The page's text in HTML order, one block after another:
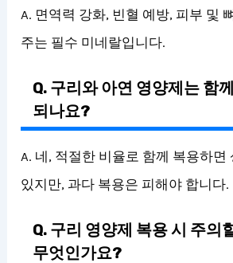
A. 면역력 강화, 빈혈 예방, 피부 및
주는 필수 미네랄입니다.
Q. 구리와 아연 영양제는 함
되나요?
A. 네, 적절한 비율로 함께 복용하면
있지만, 과다 복용은 피해야 합니다.
Q. 구리 영양제 복용 시 주의
무엇인가요?